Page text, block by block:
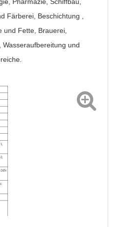
Färberei, Beschichtung ,
und Fette, Brauerei,
und